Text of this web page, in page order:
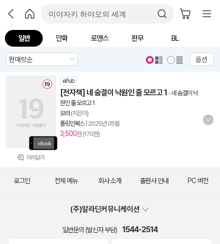
일반 만화 로맨스 판무 BL
옵션
미리읽기
ePub
[전자책] 네 숨결이 낙원인 줄 모르고 1 - 네 숨결이 낙
원인 줄 모르고 1
모라(지은이)
폴링인북스| 2025년 05월
3,500원 (170원)
로그인 전체 메뉴 회사 소개 출판사 안내 PC 버전
(주)알라딘커뮤니케이션
일반문의 (발신자 부담) 1544-2514